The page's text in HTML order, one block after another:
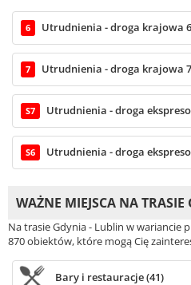
6 Utrudnienia - droga krajowa
7 Utrudnienia - droga krajowa
S7 Utrudnienia - droga
S6 Utrudnienia - droga
WAŻNE MIEJSCA NA
Na trasie Gdynia - Lublin w wariancie
870 obiektów, które mogą Cię
Bary i restauracje (41)